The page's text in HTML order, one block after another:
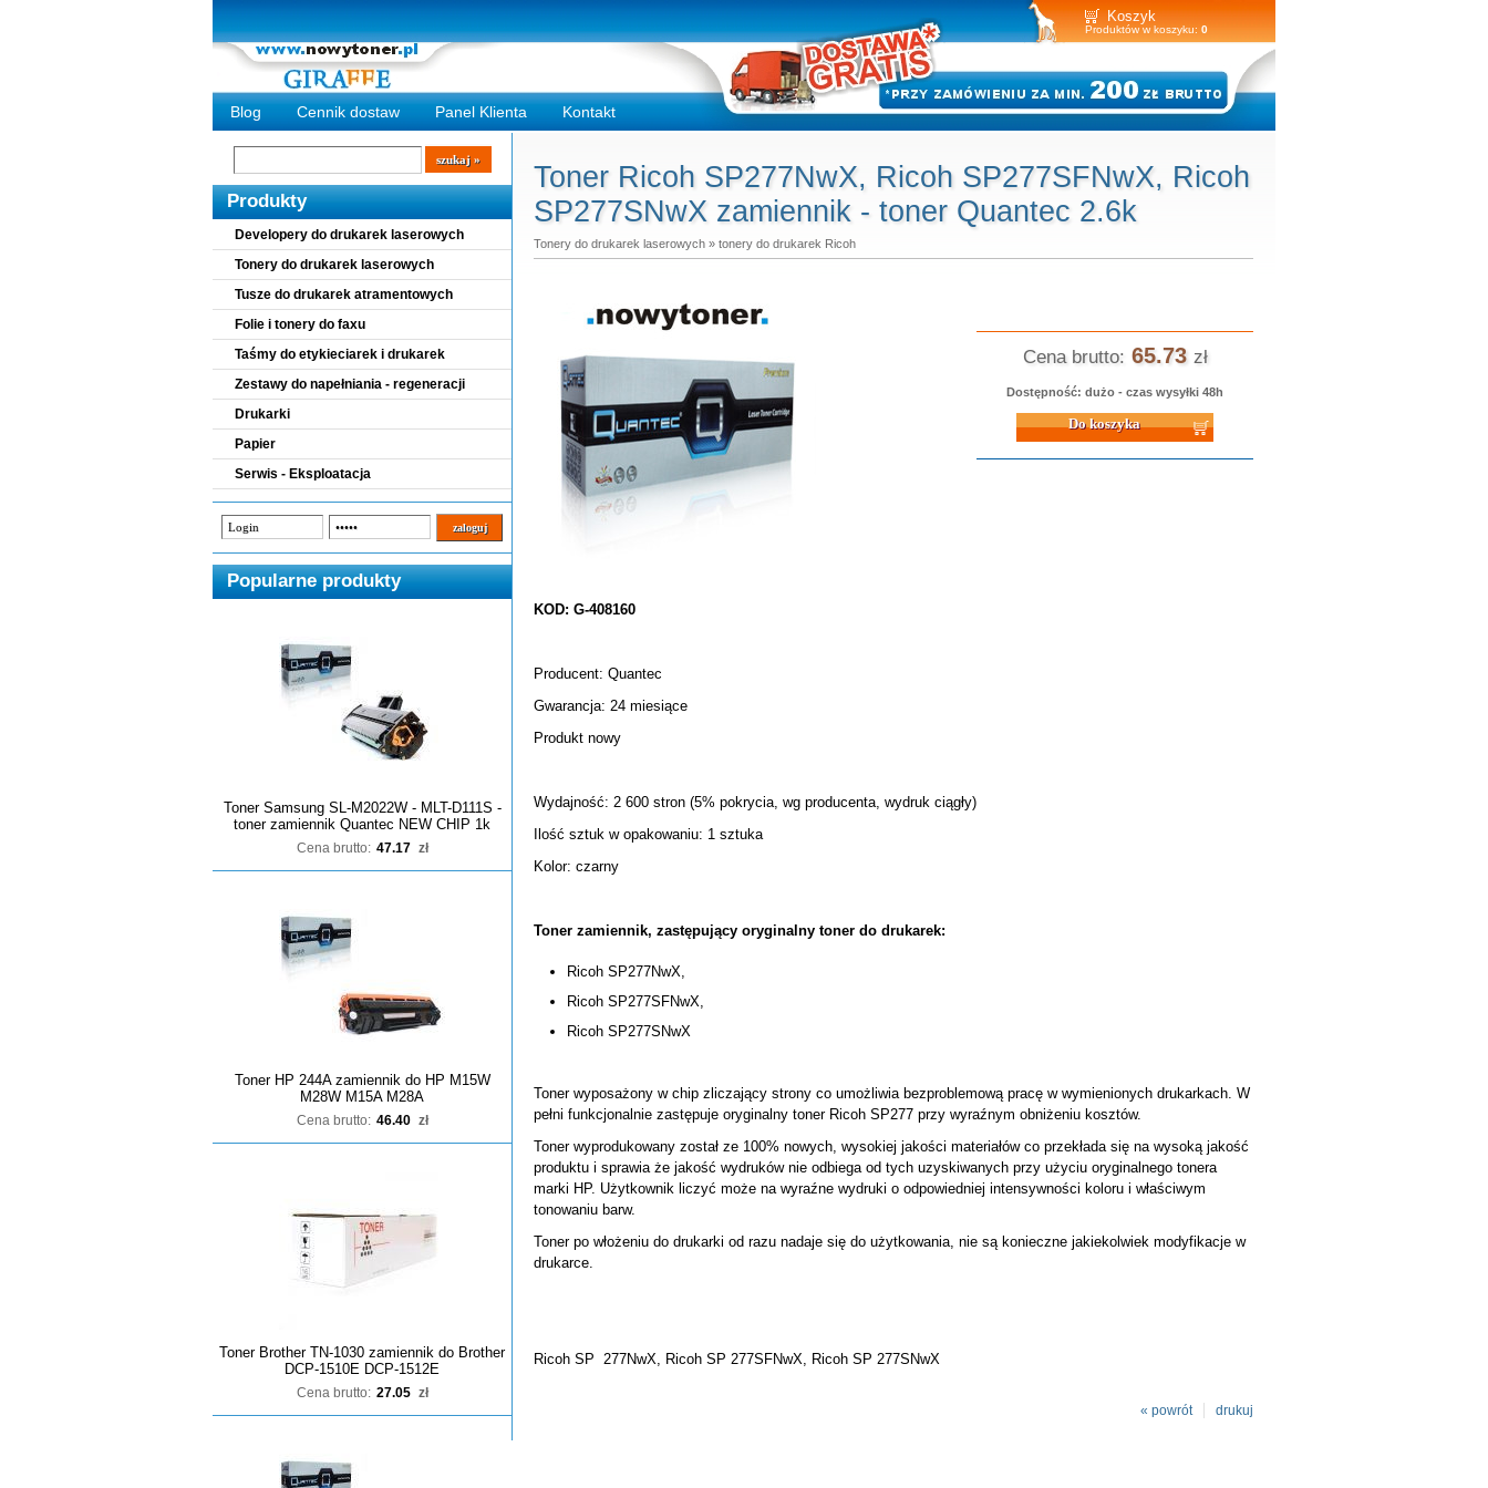
Koszyk
Produktów w koszyku: 0
Blog Cennik dostaw Panel Klienta Kontakt
Wyszukiwarka
szukaj
Produkty
Developery do drukarek laserowych
Tonery do drukarek laserowych
Tusze do drukarek atramentowych
Folie i tonery do faxu
Taśmy do etykieciarek i drukarek
Zestawy do napełniania - regeneracji
Drukarki
Papier
Serwis - Eksploatacja
Popularne produkty
Toner Samsung SL-M2022W - MLT-D111S -
toner zamiennik Quantec NEW CHIP 1k
Cena brutto: 47.17 zł
Toner HP 244A zamiennik do HP M15W
M28W M15A M28A
Cena brutto: 46.40 zł
Toner Brother TN-1030 zamiennik do Brother
DCP-1510E DCP-1512E
Cena brutto: 27.05 zł
Toner Ricoh SP277NwX, Ricoh SP277SFNwX, Ricoh
SP277SNwX zamiennik - toner Quantec 2.6k
Tonery do drukarek laserowych » tonery do drukarek Ricoh
Cena brutto: 65.73 zł
Dostępność: dużo - czas wysyłki 48h
Do koszyka
KOD: G-408160
Producent: Quantec
Gwarancja: 24 miesiące
Produkt nowy
Wydajność: 2 600 stron (5% pokrycia, wg producenta, wydruk ciągły)
Ilość sztuk w opakowaniu: 1 sztuka
Kolor: czarny
Toner zamiennik, zastępujący oryginalny toner do drukarek:
Ricoh SP277NwX,
Ricoh SP277SFNwX,
Ricoh SP277SNwX
Toner wyposażony w chip zliczający strony co umożliwia bezproblemową pracę w wymienionych drukarkach. W
pełni funkcjonalnie zastępuje oryginalny toner Ricoh SP277 przy wyraźnym obniżeniu kosztów.
Toner wyprodukowany został ze 100% nowych, wysokiej jakości materiałów co przekłada się na wysoką jakość
produktu i sprawia że jakość wydruków nie odbiega od tych uzyskiwanych przy użyciu oryginalnego tonera
marki HP. Użytkownik liczyć może na wyraźne wydruki o odpowiedniej intensywności koloru i właściwym
tonowaniu barw.
Toner po włożeniu do drukarki od razu nadaje się do użytkowania, nie są konieczne jakiekolwiek modyfikacje w
drukarce.
Ricoh SP 277NwX, Ricoh SP 277SFNwX, Ricoh SP 277SNwX
drukuj
« powrót